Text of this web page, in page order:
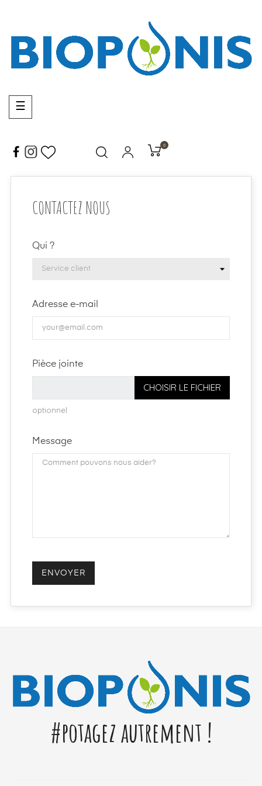
Basculer
la
navigation
☰
0
CONTACTEZ NOUS
Qui ?
Adresse e-mail
Pièce jointe
CHOISIR LE FICHIER
optionnel
Message
#potagez autrement !